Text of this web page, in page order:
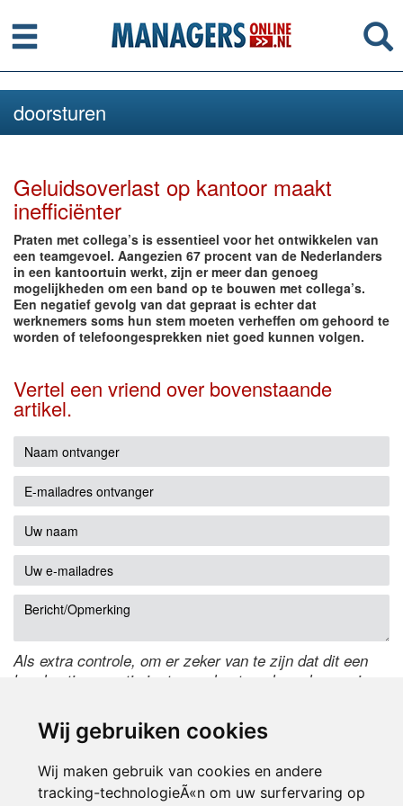
Wij gebruiken cookies
Wij maken gebruik van cookies en andere
tracking-technologieÃ«n om uw surfervaring op
Menu
doorsturen
Geluidsoverlast op kantoor maakt
inefficiënter
Praten met collega’s is essentieel voor het ontwikkelen van
een teamgevoel. Aangezien 67 procent van de Nederlanders
in een kantoortuin werkt, zijn er meer dan genoeg
mogelijkheden om een band op te bouwen met collega’s.
Een negatief gevolg van dat gepraat is echter dat
werknemers soms hun stem moeten verheffen om gehoord te
worden of telefoongesprekken niet goed kunnen volgen.
Vertel een vriend over bovenstaande
artikel.
Als extra controle, om er zeker van te zijn dat dit een
handmatige reactie is, typ onderstaande code over in
de code te wijzigen.